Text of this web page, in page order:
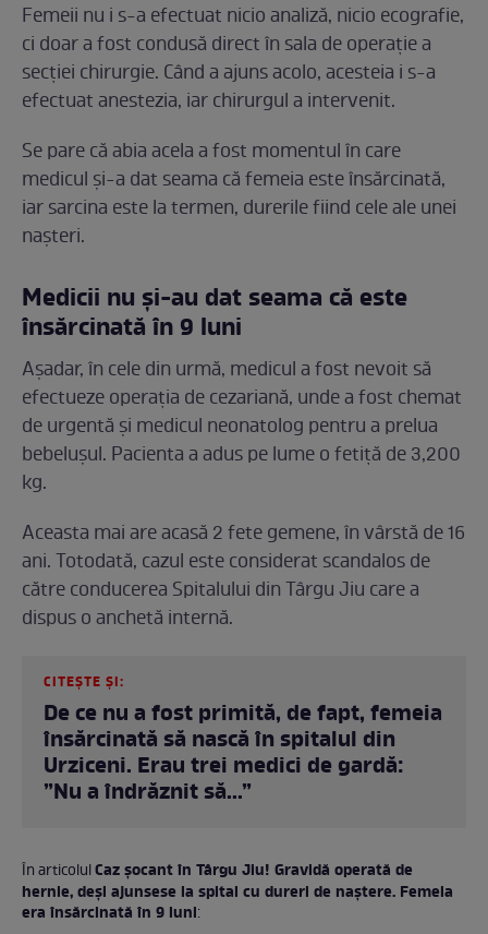
Femeii nu i s-a efectuat nicio analiză, nicio ecografie,
ci doar a fost condusă direct în sala de operație a
secției chirurgie. Când a ajuns acolo, acesteia i s-a
efectuat anestezia, iar chirurgul a intervenit.
Se pare că abia acela a fost momentul în care
medicul și-a dat seama că femeia este însărcinată,
iar sarcina este la termen, durerile fiind cele ale unei
nașteri.
Medicii nu și-au dat seama că este
însărcinată în 9 luni
Așadar, în cele din urmă, medicul a fost nevoit să
efectueze operația de cezariană, unde a fost chemat
de urgentă și medicul neonatolog pentru a prelua
bebelușul. Pacienta a adus pe lume o fetiță de 3,200
kg.
Aceasta mai are acasă 2 fete gemene, în vârstă de 16
ani. Totodată, cazul este considerat scandalos de
către conducerea Spitalului din Târgu Jiu care a
dispus o anchetă internă.
CITEȘTE ȘI:
De ce nu a fost primită, de fapt, femeia
însărcinată să nască în spitalul din
Urziceni. Erau trei medici de gardă:
”Nu a îndrăznit să...”
În articolulCaz șocant în Târgu Jiu! Gravidă operată de
hernie, deși ajunsese la spital cu dureri de naștere. Femeia
era însărcinată în 9 luni: